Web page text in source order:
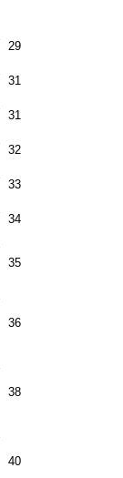
29
31
31
32
33
34
35
36
38
40